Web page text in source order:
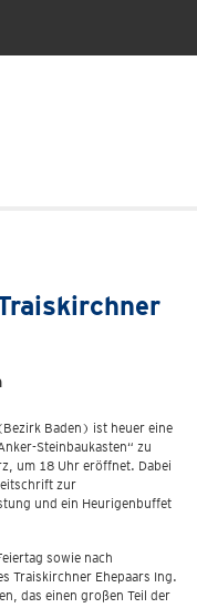
Baden) ist heuer eine
Steinbaukasten“ zu
um 18 Uhr eröffnet. Dabei
zur
und ein Heurigenbuffet
sowie nach
Traiskirchner Ehepaars Ing.
das einen großen Teil der